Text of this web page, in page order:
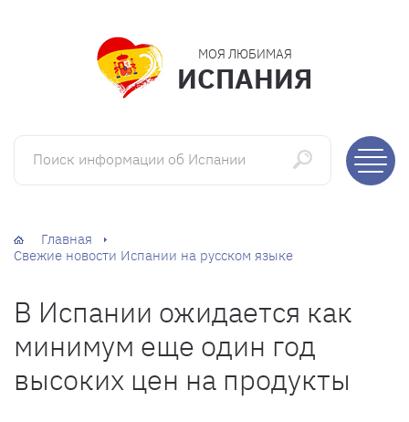
МОЯ ЛЮБИМАЯ
ИСПАНИЯ
Поиск информации об Испании
Главная
Свежие новости Испании на русском языке
В Испании ожидается как
минимум еще один год
высоких цен на продукты